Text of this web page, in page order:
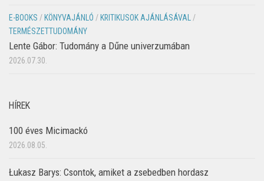
E-BOOKS /KÖNYVAJÁNLÓ /KRITIKUSOK AJÁNLÁSÁVAL /
TERMÉSZETTUDOMÁNY
Lente Gábor: Tudomány a Dűne univerzumában
2026.07.30.
HÍREK
100 éves Micimackó
2026.08.05.
Łukasz Barys: Csontok, amiket a zsebedben hordasz